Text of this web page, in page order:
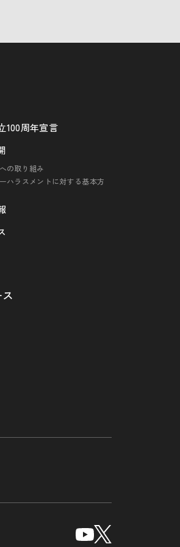
100周年宣言
の取り組み
ハラスメントに対する基本方